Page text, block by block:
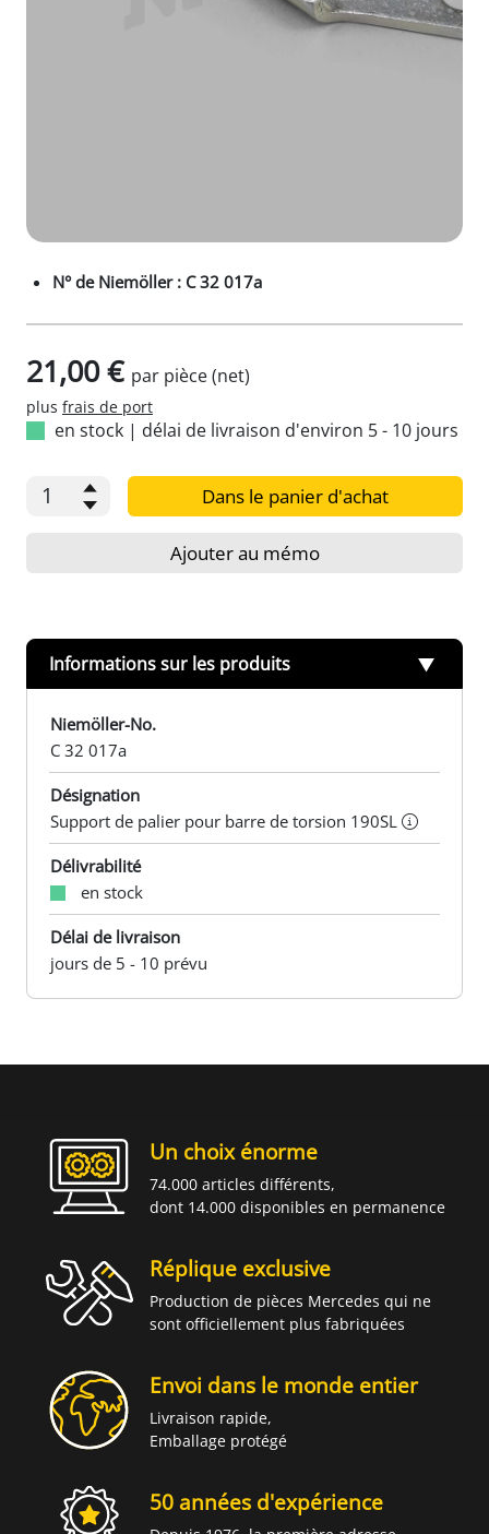
N° de Niemöller : C 32 017a
21,00 € par pièce (net)
plus frais de port
en stock | délai de livraison d'environ 5 - 10 jours
Dans le panier d'achat
Ajouter au mémo
Informations sur les produits
Niemöller-No.
C 32 017a
Désignation
Support de palier pour barre de torsion 190SL
Délivrabilité
en stock
Délai de livraison
jours de 5 - 10 prévu
Un choix énorme
74.000 articles différents,
dont 14.000 disponibles en permanence
Réplique exclusive
Production de pièces Mercedes qui ne
sont officiellement plus fabriquées
Envoi dans le monde entier
Livraison rapide,
Emballage protégé
50 années d'expérience